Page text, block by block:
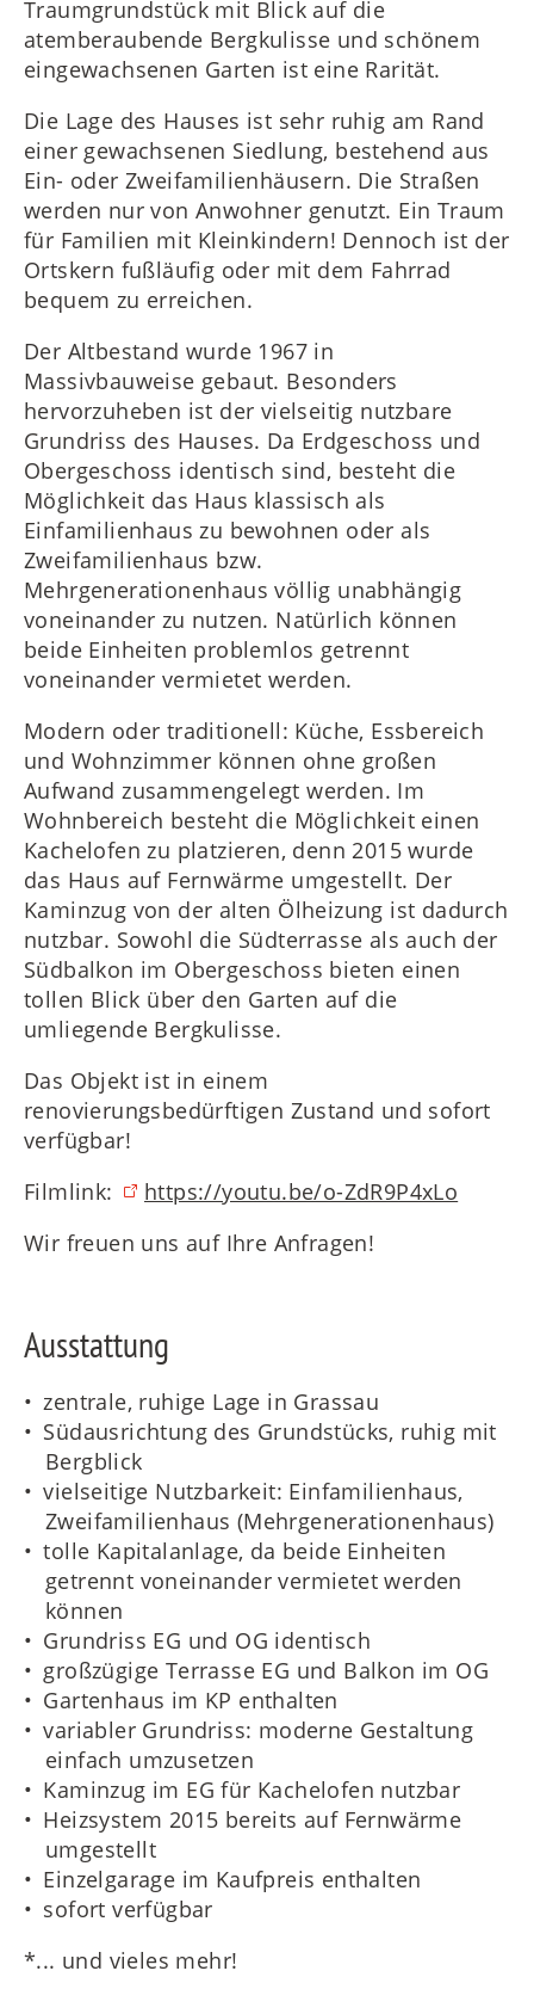
Traumgrundstück mit Blick auf die
atemberaubende Bergkulisse und schönem
eingewachsenen Garten ist eine Rarität.
Die Lage des Hauses ist sehr ruhig am Rand
einer gewachsenen Siedlung, bestehend aus
Ein- oder Zweifamilienhäusern. Die Straßen
werden nur von Anwohner genutzt. Ein Traum
für Familien mit Kleinkindern! Dennoch ist der
Ortskern fußläufig oder mit dem Fahrrad
bequem zu erreichen.
Der Altbestand wurde 1967 in
Massivbauweise gebaut. Besonders
hervorzuheben ist der vielseitig nutzbare
Grundriss des Hauses. Da Erdgeschoss und
Obergeschoss identisch sind, besteht die
Möglichkeit das Haus klassisch als
Einfamilienhaus zu bewohnen oder als
Zweifamilienhaus bzw.
Mehrgenerationenhaus völlig unabhängig
voneinander zu nutzen. Natürlich können
beide Einheiten problemlos getrennt
voneinander vermietet werden.
Modern oder traditionell: Küche, Essbereich
und Wohnzimmer können ohne großen
Aufwand zusammengelegt werden. Im
Wohnbereich besteht die Möglichkeit einen
Kachelofen zu platzieren, denn 2015 wurde
das Haus auf Fernwärme umgestellt. Der
Kaminzug von der alten Ölheizung ist dadurch
nutzbar. Sowohl die Südterrasse als auch der
Südbalkon im Obergeschoss bieten einen
tollen Blick über den Garten auf die
umliegende Bergkulisse.
Das Objekt ist in einem
renovierungsbedürftigen Zustand und sofort
verfügbar!
Filmlink:
https://youtu.be/o-ZdR9P4xLo
Wir freuen uns auf Ihre Anfragen!
Ausstattung
zentrale, ruhige Lage in Grassau
Südausrichtung des Grundstücks, ruhig mit
Bergblick
vielseitige Nutzbarkeit: Einfamilienhaus,
Zweifamilienhaus (Mehrgenerationenhaus)
tolle Kapitalanlage, da beide Einheiten
getrennt voneinander vermietet werden
können
Grundriss EG und OG identisch
großzügige Terrasse EG und Balkon im OG
Gartenhaus im KP enthalten
variabler Grundriss: moderne Gestaltung
einfach umzusetzen
Kaminzug im EG für Kachelofen nutzbar
Heizsystem 2015 bereits auf Fernwärme
umgestellt
Einzelgarage im Kaufpreis enthalten
sofort verfügbar
*... und vieles mehr!